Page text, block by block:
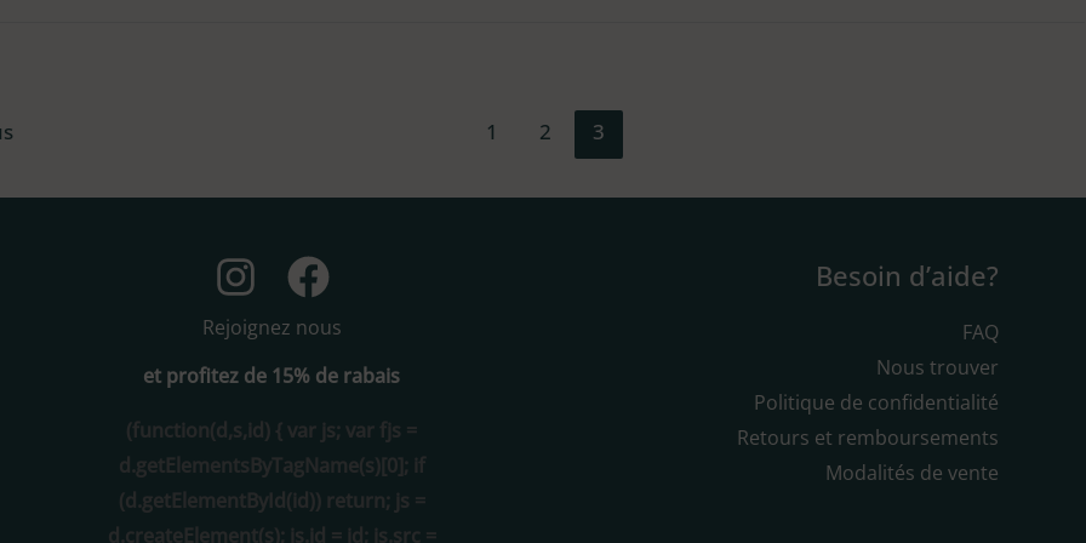
1 2 3
Rejoignez nous
et profitez de 15% de rabais
(function(d,s,id) { var js; var fjs =
d.getElementsByTagName(s)[0]; if
(d.getElementById(id)) return; js =
d.createElement(s); js.id = id; js.src =
Besoin d’aide?
FAQ
Nous trouver
Politique de confidentialité
Retours et remboursements
Modalités de vente